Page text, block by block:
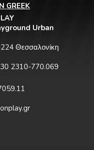
GREEK
Urban
Θεσσαλονίκη
2310-770.069